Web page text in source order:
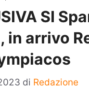
SI
in arrivo
di Redazione